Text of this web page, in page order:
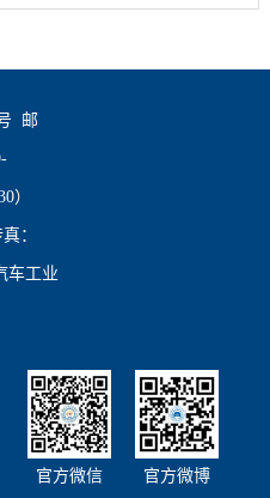
邮
）
：
车工业
官方微信 官方微博